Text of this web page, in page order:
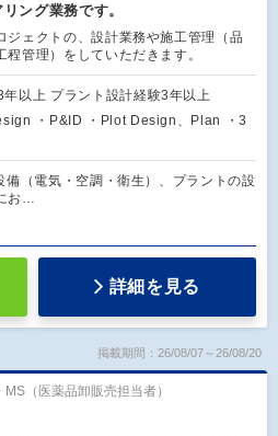
ング業務です。
ジェクトの、設計業務や施工管理（品
管理）をしていただきます。
年以上 プラント設計経験3年以上
・P&ID ・Plot Design、Plan ・3
備（電気・空調・衛生）、プラントの設
お…
詳細を見る
掲載期間：26/08/07～26/08/20
（医薬品卸販売担当者）